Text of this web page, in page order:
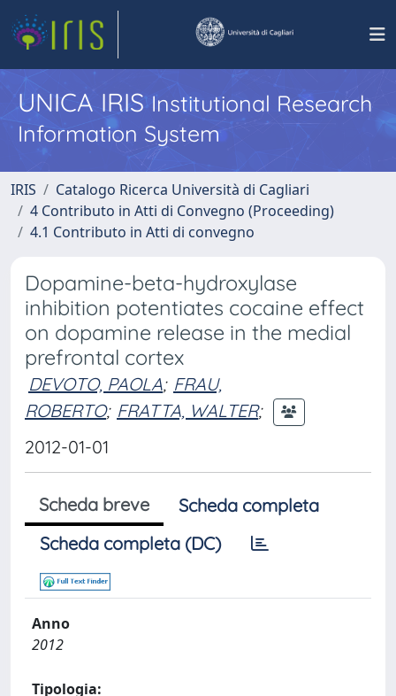
UNICA IRISInstitutional Research
Information System
IRIS
Catalogo Ricerca Università di Cagliari
4 Contributo in Atti di Convegno (Proceeding)
4.1 Contributo in Atti di convegno
Dopamine-beta-hydroxylase
inhibition potentiates cocaine effect
on dopamine release in the medial
prefrontal cortex
DEVOTO, PAOLA; FRAU,
ROBERTO; FRATTA, WALTER;
2012-01-01
Scheda breve
Scheda completa
Scheda completa (DC)
Anno
2012
Tipologia: